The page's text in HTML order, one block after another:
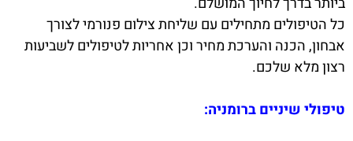
כל הטיפולים מתחילים עם שליחת צילום פנורמי לצורך
אבחון, הכנה והערכת מחיר וכן אחריות לטיפולים לשביעות
רצון מלא שלכם.
טיפולי שיניים ברומניה: